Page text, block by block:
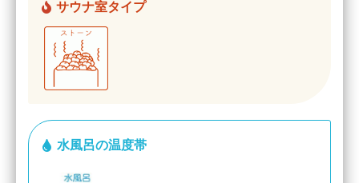
サウナ室タイプ
水風呂の温度帯